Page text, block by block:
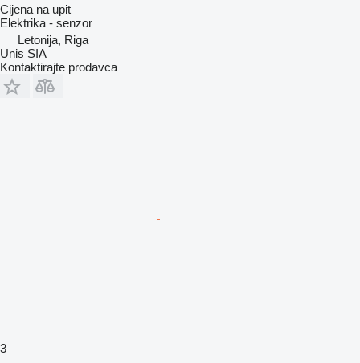
Cijena na upit
Elektrika - senzor
Letonija, Riga
Unis SIA
Kontaktirajte prodavca
3